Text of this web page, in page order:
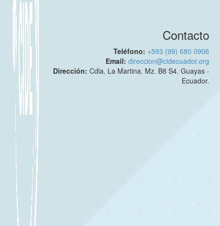
Contacto
Teléfono: +593 (99) 680 0906
Email:direccion@cidecuador.org
Dirección:Cdla. La Martina. Mz. B8 S4. Guayas -
Ecuador.